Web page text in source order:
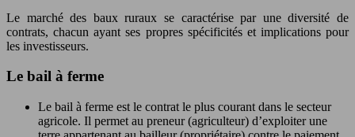
Le marché des baux ruraux se caractérise par une diversité de
contrats, chacun ayant ses propres spécificités et implications pour
les investisseurs.
Le bail à ferme
Le bail à ferme est le contrat le plus courant dans le secteur
agricole. Il permet au preneur (agriculteur) d’exploiter une